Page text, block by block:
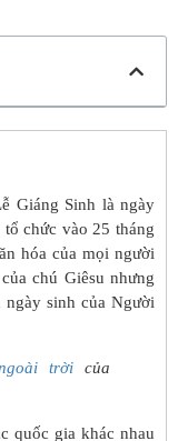
Giáng Sinh là ngày
chức vào 25 tháng
hóa của mọi người
chú Giêsu nhưng
sinh của Người
trời của
quốc gia khác nhau